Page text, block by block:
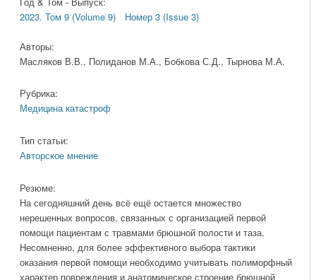
2023. Том 9 (Volume 9)
Номер 3 (Issue 3)
Авторы:
Масляков В.В., Полиданов М.А., Бобкова С.Д., Тырнова М.А.
Рубрика:
Медицина катастроф
Тип статьи:
Авторское мнение
Резюме:
На сегодняшний день всё ещё остается множество
нерешенных вопросов, связанных с организацией первой
помощи пациентам с травмами брюшной полости и таза.
Несомненно, для более эффективного выбора тактики
оказания первой помощи необходимо учитывать полиморфный
характер повреждения и анатомическое строение брюшной